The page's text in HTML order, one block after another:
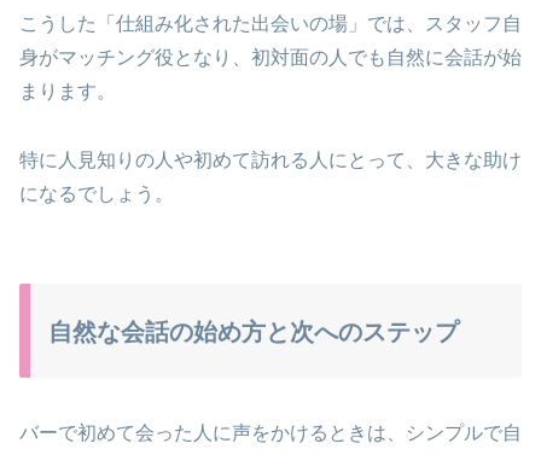
こうした「仕組み化された出会いの場」では、スタッフ自
身がマッチング役となり、初対面の人でも自然に会話が始
まります。
特に人見知りの人や初めて訪れる人にとって、大きな助け
になるでしょう。
自然な会話の始め方と次へのステップ
バーで初めて会った人に声をかけるときは、シンプルで自